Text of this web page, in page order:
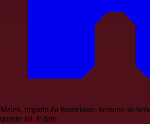
Malen, impatto da fuoriclasse: nessuno in
quanto lui. Il dato